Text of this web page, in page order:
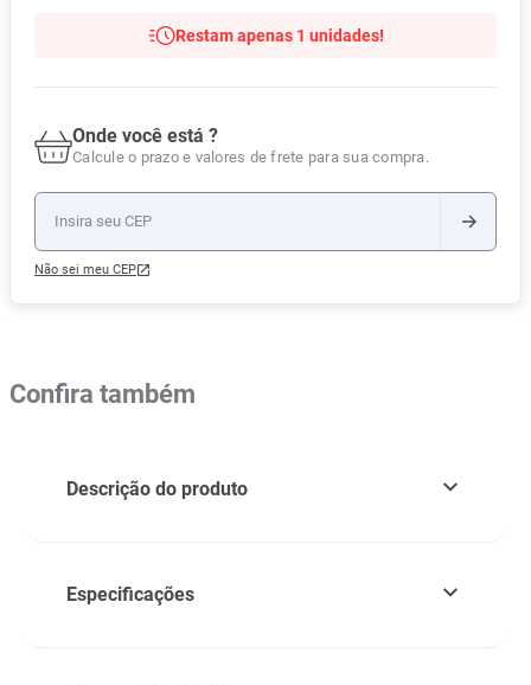
Restam apenas 1 unidades!
Onde você está ?
Calcule o prazo e valores de frete para sua compra.
Não sei meu CEP
Confira também
Descrição do produto
Especificações